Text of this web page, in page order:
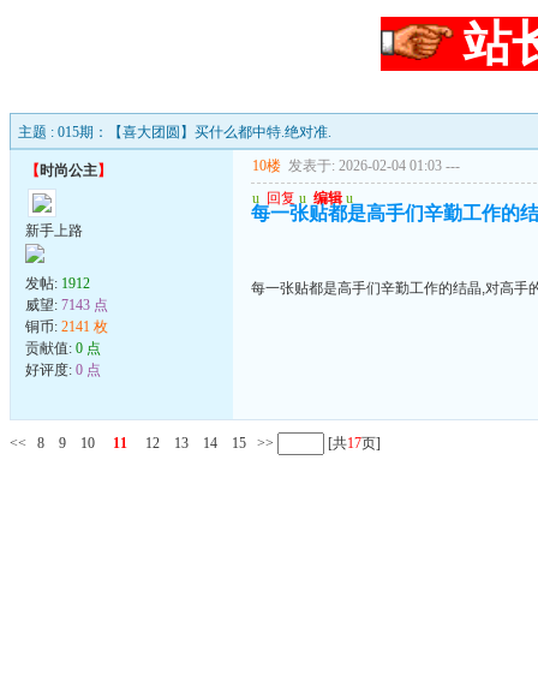
站
主题 : 015期：【喜大团圆】买什么都中特.绝对准.
【时尚公主】
新手上路
发帖: 1912
威望: 7143 点
铜币: 2141 枚
贡献值: 0 点
好评度: 0 点
10楼 发表于: 2026-02-04 01:03 ---
u 回复 u 编辑 u
每一张贴都是高手们辛勤工作的
每一张贴都是高手们辛勤工作的结晶,对高手
<< 8 9 10 11 12 13 14 15 >> [共17页]